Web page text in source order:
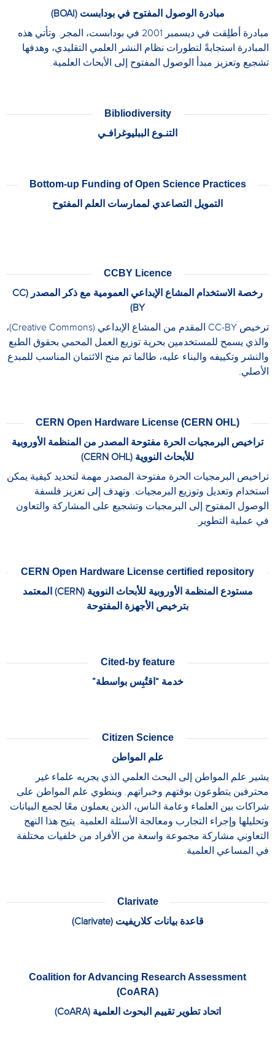
مبادرة الوصول المفتوح في بودابست (BOAI)
مبادرة أطلِقت في ديسمبر 2001 في بودابست، المجر. وتأتي هذه
المبادرة استجابةً لتطورات نظام النشر العلمي التقليدي، وهدفها
تشجيع وتعزيز مبدأ الوصول المفتوح إلى الأبحاث العلمية.
Bibliodiversity
التنـوع الببليوغرافـي
Bottom-up Funding of Open Science Practices
التمويل التصاعدي لممارسات العلم المفتوح
CCBY Licence
رخصة الاستخدام المشاع الإبداعي العمومية مع ذكر المصدر (CC
BY)
ترخيص CC-BY المقدم من المشاع الإبداعي (Creative Commons)،
والذي يسمح للمستخدمين بحرية توزيع العمل المحمي بحقوق الطبع
والنشر وتكييفه والبناء عليه، طالما تم منح الائتمان المناسب للمبدع
الأصلي.
CERN Open Hardware License (CERN OHL)
تراخيص البرمجيات الحرة مفتوحة المصدر من المنظمة الأوروبية
للأبحاث النووية (CERN OHL)
تراخيص البرمجيات الحرة مفتوحة المصدر مهمة لتحديد كيفية يمكن
استخدام وتعديل وتوزيع البرمجيات. وتهدف إلى تعزيز فلسفة
الوصول المفتوح إلى البرمجيات وتشجيع على المشاركة والتعاون
في عملية التطوير.
CERN Open Hardware License certified repository
مستودع المنظمة الأوروبية للأبحاث النووية (CERN) المعتمد
بترخيص الأجهزة المفتوحة
Cited-by feature
خدمة “اقتُبِس بواسطة”
Citizen Science
علم المواطن
يشير علم المواطن إلى البحث العلمي الذي يجريه علماء غير
محترفين يتطوعون بوقتهم وخبراتهم. وينطوي علم المواطن على
شراكات بين العلماء وعامة الناس، الذين يعملون معًا لجمع البيانات
وتحليلها وإجراء التجارب ومعالجة الأسئلة العلمية. يتيح هذا النهج
التعاوني مشاركة مجموعة واسعة من الأفراد من خلفيات مختلفة
في المساعي العلمية.
Clarivate
قاعدة بيانات كلاريفيت (Clarivate)
Coalition for Advancing Research Assessment
(CoARA)
اتحاد تطوير تقييم البحوث العلمية (CoARA)